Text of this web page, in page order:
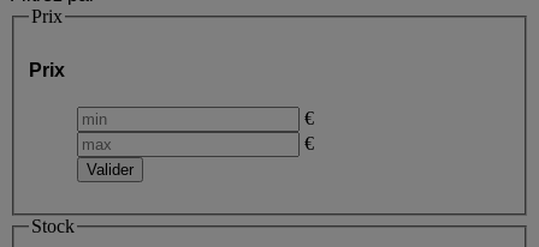
Prix
Prix
€
€
Stock